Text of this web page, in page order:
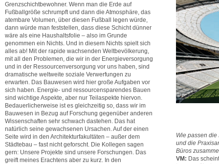
Grenzschichtbewohner. Wenn man die Erde auf
Fußballgröße schrumpft und dann die Atmosphäre, das
atembare Volumen, über diesen Fußball legen würde,
dann würde man feststellen, dass diese Schicht dünner
wäre als eine Haushaltsfolie – also im Grunde
genommen ein Nichts. Und in diesem Nichts spielt sich
alles ab! Mit der rapide wachsenden Weltbevölkerung,
mit all den Problemen, die wir in der Energieversorgung
und in der Ressourcenversorgung vor uns haben, sind
dramatische weltweite soziale Verwerfungen zu
erwarten. Das Bauwesen wird hier große Aufgaben vor
sich haben. Energie- und ressourcensparendes Bauen
sind wichtige Aspekte, aber nur Teilaspekte hiervon.
Bedauerlicherweise ist es gleichzeitig so, dass wir im
Bauwesen in Bezug auf Forschung gegenüber anderen
Wissenschaften sehr schwach dastehen. Das hat
natürlich seine gewachsenen Ursachen. Auf der einen
Seite wird in den Architekturfakultäten – außer dem
Städtebau – fast nicht geforscht. Die Kollegen sagen
gern: Unsere Projekte sind unsere Forschungen. Das
greift meines Erachtens aber zu kurz. In den
Wie passen
und die
Büros
VM: Das